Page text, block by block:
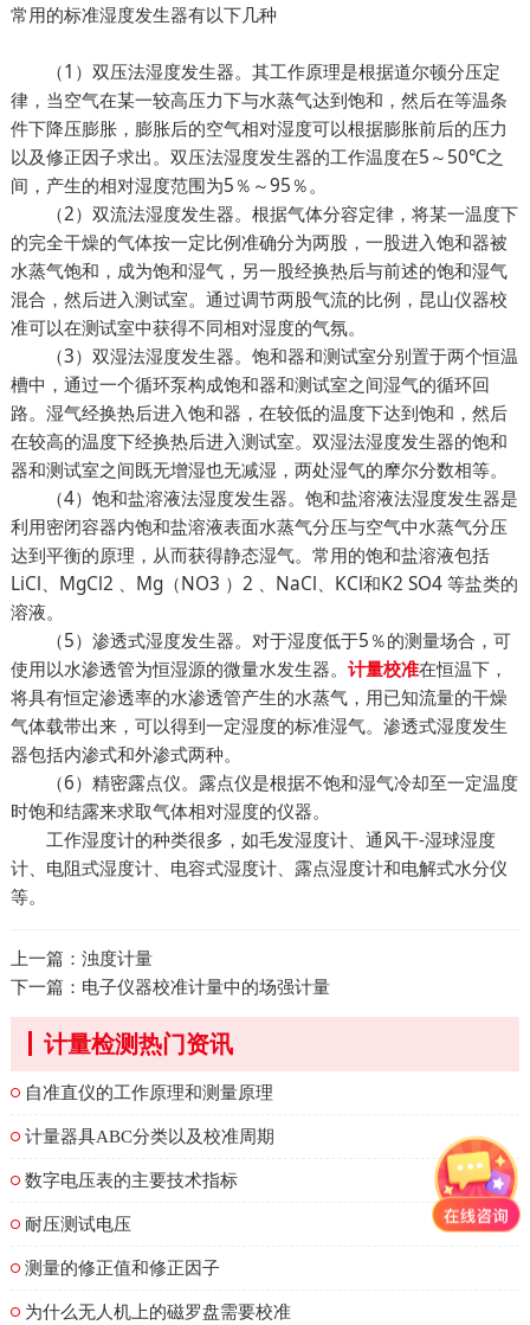
常用的标准湿度发生器有以下几种
（1）双压法湿度发生器。其工作原理是根据道尔顿分压定
律，当空气在某一较高压力下与水蒸气达到饱和，然后在等温条
件下降压膨胀，膨胀后的空气相对湿度可以根据膨胀前后的压力
以及修正因子求出。双压法湿度发生器的工作温度在5～50℃之
间，产生的相对湿度范围为5％～95％。
（2）双流法湿度发生器。根据气体分容定律，将某一温度下
的完全干燥的气体按一定比例准确分为两股，一股进入饱和器被
水蒸气饱和，成为饱和湿气，另一股经换热后与前述的饱和湿气
混合，然后进入测试室。通过调节两股气流的比例，昆山仪器校
准可以在测试室中获得不同相对湿度的气氛。
（3）双湿法湿度发生器。饱和器和测试室分别置于两个恒温
槽中，通过一个循环泵构成饱和器和测试室之间湿气的循环回
路。湿气经换热后进入饱和器，在较低的温度下达到饱和，然后
在较高的温度下经换热后进入测试室。双湿法湿度发生器的饱和
器和测试室之间既无增湿也无减湿，两处湿气的摩尔分数相等。
（4）饱和盐溶液法湿度发生器。饱和盐溶液法湿度发生器是
利用密闭容器内饱和盐溶液表面水蒸气分压与空气中水蒸气分压
达到平衡的原理，从而获得静态湿气。常用的饱和盐溶液包括
LiCl、MgCl2 、Mg（NO3 ）2 、NaCl、KCl和K2 SO4 等盐类的
溶液。
（5）渗透式湿度发生器。对于湿度低于5％的测量场合，可
使用以水渗透管为恒湿源的微量水发生器。 计量校准在恒温下，
将具有恒定渗透率的水渗透管产生的水蒸气，用已知流量的干燥
气体载带出来，可以得到一定湿度的标准湿气。渗透式湿度发生
器包括内渗式和外渗式两种。
（6）精密露点仪。露点仪是根据不饱和湿气冷却至一定温度
时饱和结露来求取气体相对湿度的仪器。
工作湿度计的种类很多，如毛发湿度计、通风干-湿球湿度
计、电阻式湿度计、电容式湿度计、露点湿度计和电解式水分仪
等。
上一篇： 浊度计量
下一篇： 电子仪器校准计量中的场强计量
计量检测热门资讯
自准直仪的工作原理和测量原理
计量器具ABC分类以及校准周期
数字电压表的主要技术指标
耐压测试电压
测量的修正值和修正因子
为什么无人机上的磁罗盘需要校准